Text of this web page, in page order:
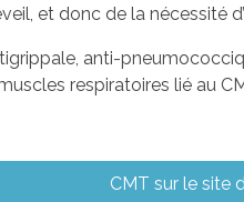
et donc de la nécessité
anti-
respiratoires lié au
CMT sur le site